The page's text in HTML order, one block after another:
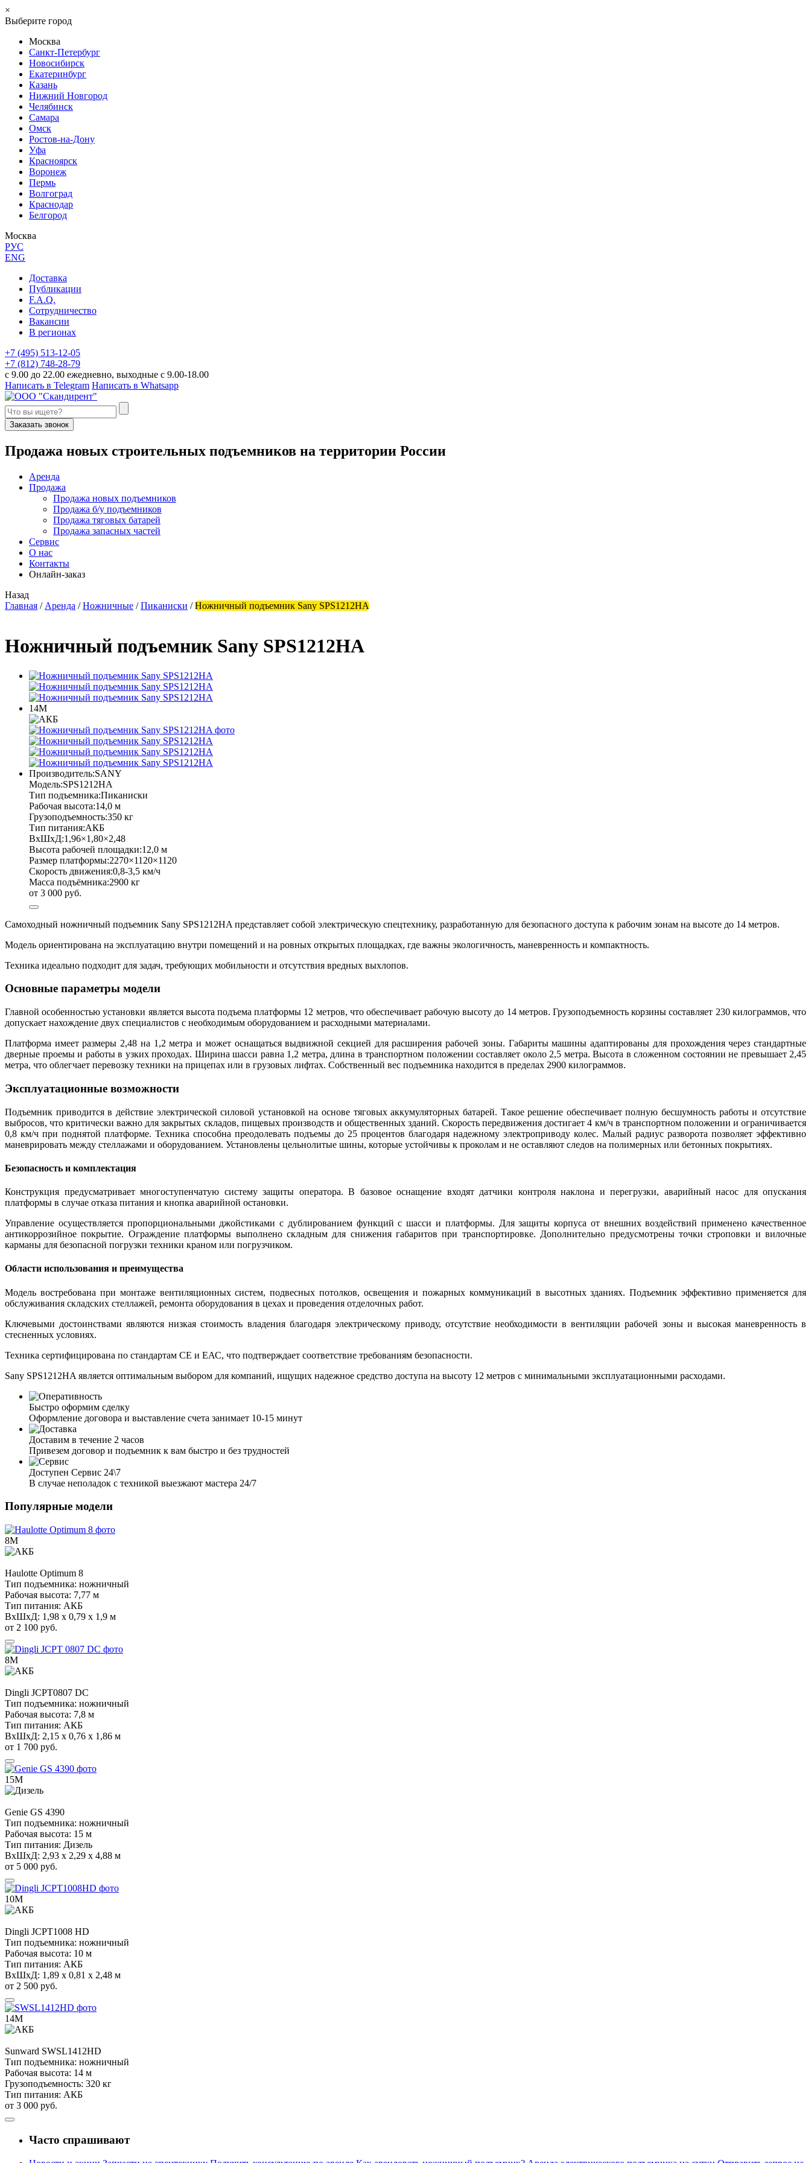
×
Выберите город
Москва
Санкт-Петербург
Новосибирск
Екатеринбург
Казань
Нижний Новгород
Челябинск
Самара
Омск
Ростов-на-Дону
Уфа
Красноярск
Воронеж
Пермь
Волгоград
Краснодар
Белгород
Москва
РУС
ENG
Доставка
Публикации
F.A.Q.
Сотрудничество
Вакансии
В регионах
+7 (495) 513-12-05
+7 (812) 748-28-79
с 9.00 до 22.00 ежедневно, выходные с 9.00-18.00
Написать в Telegram Написать в Whatsapp
Заказать звонок
Продажа новых строительных подъемников на территории России
Аренда
Продажа
Продажа новых подъемников
Продажа б/у подъемников
Продажа тяговых батарей
Продажа запасных частей
Сервис
О нас
Контакты
Онлайн-заказ
Назад
Главная / Аренда / Ножничные / Пиканиски / Ножничный подъемник Sany SPS1212HA
Ножничный подъемник Sany SPS1212HA
14М
Производитель:SANY
Модель:SPS1212HA
Тип подъемника:Пиканиски
Рабочая высота:14,0 м
Грузоподъемность:350 кг
Тип питания:АКБ
ВхШхД:1,96×1,80×2,48
Высота рабочей площадки:12,0 м
Размер платформы:2270×1120×1120
Скорость движения:0,8-3,5 км/ч
Масса подъёмника:2900 кг
от 3 000 руб.
Самоходный ножничный подъемник Sany SPS1212HA представляет собой электрическую спецтехнику, разработанную для безопасного доступа к рабочим зонам на высоте до 14 метров.
Модель ориентирована на эксплуатацию внутри помещений и на ровных открытых площадках, где важны экологичность, маневренность и компактность.
Техника идеально подходит для задач, требующих мобильности и отсутствия вредных выхлопов.
Основные параметры модели
Главной особенностью установки является высота подъема платформы 12 метров, что обеспечивает рабочую высоту до 14 метров. Грузоподъемность корзины составляет 230 килограммов, что
допускает нахождение двух специалистов с необходимым оборудованием и расходными материалами.
Платформа имеет размеры 2,48 на 1,2 метра и может оснащаться выдвижной секцией для расширения рабочей зоны. Габариты машины адаптированы для прохождения через стандартные
дверные проемы и работы в узких проходах. Ширина шасси равна 1,2 метра, длина в транспортном положении составляет около 2,5 метра. Высота в сложенном состоянии не превышает 2,45
метра, что облегчает перевозку техники на прицепах или в грузовых лифтах. Собственный вес подъемника находится в пределах 2900 килограммов.
Эксплуатационные возможности
Подъемник приводится в действие электрической силовой установкой на основе тяговых аккумуляторных батарей. Такое решение обеспечивает полную бесшумность работы и отсутствие
выбросов, что критически важно для закрытых складов, пищевых производств и общественных зданий. Скорость передвижения достигает 4 км/ч в транспортном положении и ограничивается
0,8 км/ч при поднятой платформе. Техника способна преодолевать подъемы до 25 процентов благодаря надежному электроприводу колес. Малый радиус разворота позволяет эффективно
маневрировать между стеллажами и оборудованием. Установлены цельнолитые шины, которые устойчивы к проколам и не оставляют следов на полимерных или бетонных покрытиях.
Безопасность и комплектация
Конструкция предусматривает многоступенчатую систему защиты оператора. В базовое оснащение входят датчики контроля наклона и перегрузки, аварийный насос для опускания
платформы в случае отказа питания и кнопка аварийной остановки.
Управление осуществляется пропорциональными джойстиками с дублированием функций с шасси и платформы. Для защиты корпуса от внешних воздействий применено качественное
антикоррозийное покрытие. Ограждение платформы выполнено складным для снижения габаритов при транспортировке. Дополнительно предусмотрены точки строповки и вилочные
карманы для безопасной погрузки техники краном или погрузчиком.
Области использования и преимущества
Модель востребована при монтаже вентиляционных систем, подвесных потолков, освещения и пожарных коммуникаций в высотных зданиях. Подъемник эффективно применяется для
обслуживания складских стеллажей, ремонта оборудования в цехах и проведения отделочных работ.
Ключевыми достоинствами являются низкая стоимость владения благодаря электрическому приводу, отсутствие необходимости в вентиляции рабочей зоны и высокая маневренность в
стесненных условиях.
Техника сертифицирована по стандартам CE и ЕАС, что подтверждает соответствие требованиям безопасности.
Sany SPS1212HA является оптимальным выбором для компаний, ищущих надежное средство доступа на высоту 12 метров с минимальными эксплуатационными расходами.
Быстро оформим сделку
Оформление договора и выставление счета занимает 10-15 минут
Доставим в течение 2 часов
Привезем договор и подъемник к вам быстро и без трудностей
Доступен Сервис 24\7
В случае неполадок с техникой выезжают мастера 24/7
Популярные модели
8М
Haulotte Optimum 8
Тип подъемника: ножничный
Рабочая высота: 7,77 м
Тип питания: АКБ
ВхШхД: 1,98 х 0,79 х 1,9 м
от 2 100 руб.
8М
Dingli JCPT0807 DC
Тип подъемника: ножничный
Рабочая высота: 7,8 м
Тип питания: АКБ
ВхШхД: 2,15 х 0,76 х 1,86 м
от 1 700 руб.
15М
Genie GS 4390
Тип подъемника: ножничный
Рабочая высота: 15 м
Тип питания: Дизель
ВхШхД: 2,93 х 2,29 х 4,88 м
от 5 000 руб.
10М
Dingli JCPT1008 HD
Тип подъемника: ножничный
Рабочая высота: 10 м
Тип питания: АКБ
ВхШхД: 1,89 х 0,81 х 2,48 м
от 2 500 руб.
14М
Sunward SWSL1412HD
Тип подъемника: ножничный
Рабочая высота: 14 м
Грузоподъемность: 320 кг
Тип питания: АКБ
от 3 000 руб.
Часто спрашивают